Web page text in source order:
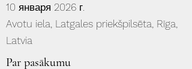
10 января 2026 г.
Avotu iela, Latgales priekšpilsēta, Rīga,
Latvia
Par pasākumu